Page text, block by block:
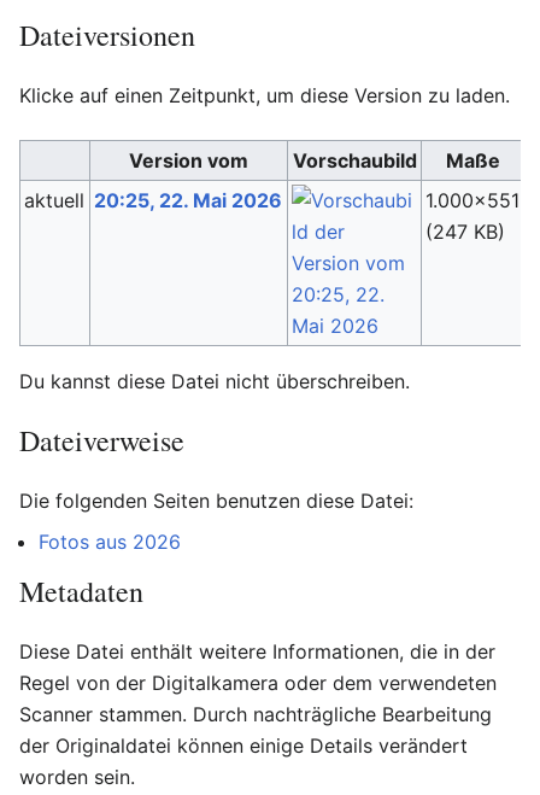
Dateiversionen
Klicke auf einen Zeitpunkt, um diese Version zu laden.
Version vom Vorschaubild
Maße
aktuell 20:25, 22. Mai 2026
1.000×551
(247 KB)
Du kannst diese Datei nicht überschreiben.
Dateiverweise
Die folgenden Seiten benutzen diese Datei:
Fotos aus 2026
Metadaten
Diese Datei enthält weitere Informationen, die in der
Regel von der Digitalkamera oder dem verwendeten
Scanner stammen. Durch nachträgliche Bearbeitung
der Originaldatei können einige Details verändert
worden sein.